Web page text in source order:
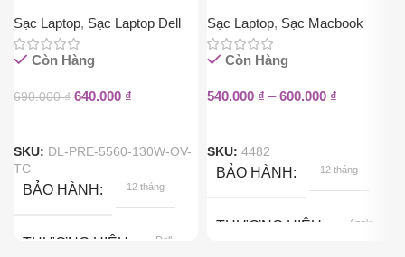
Sạc Laptop, Sạc Laptop Dell
Còn Hàng
690.000₫ 640.000 ₫
SKU: DL-PRE-5560-130W-OV-
TC
BẢO HÀNH 12 tháng
THƯƠNG HIỆU Dell
Sạc Laptop, Sạc Macbook
Còn Hàng
540.000 ₫ – 600.000 ₫
SKU: 4482
BẢO HÀNH 12 tháng
THƯƠNG HIỆU Apple